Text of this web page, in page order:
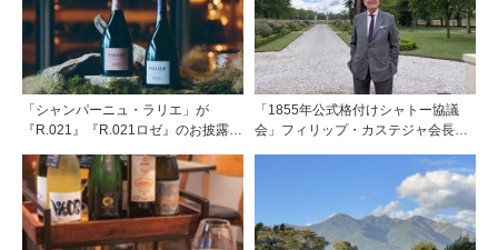
「シャンパーニュ・ラリエ」が
『R.021』『R.021ロゼ』のお披露目
GINZA」を開催
「1855年公式格付けシャトー協議
会」フィリップ・カステジャ会長イ
1855年格付け、170年目の再評価